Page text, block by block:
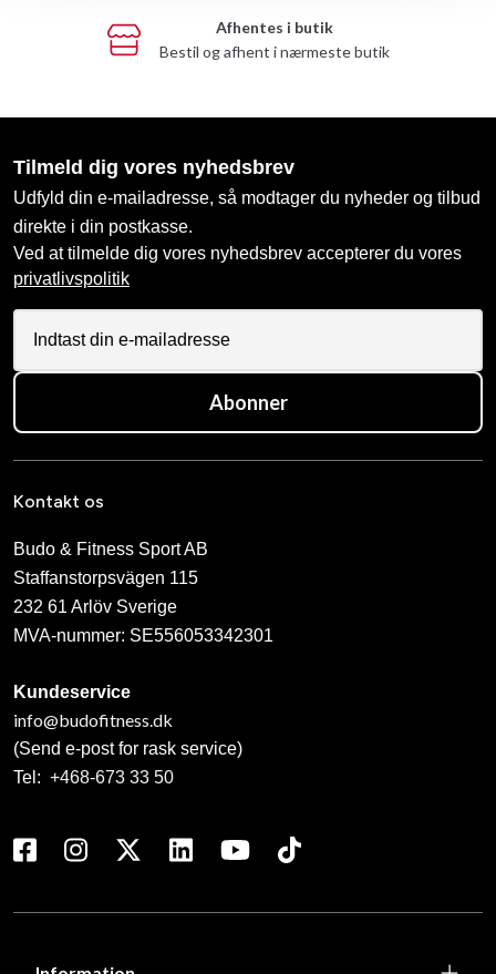
Afhentes i butik
Bestil og afhent i nærmeste butik
Tilmeld dig vores nyhedsbrev
Udfyld din e-mailadresse, så modtager du nyheder og tilbud
direkte i din postkasse.
Ved at tilmelde dig vores nyhedsbrev accepterer du vores
privatlivspolitik
Abonner
Kontakt os
Budo & Fitness Sport AB
Staffanstorpsvägen 115
232 61 Arlöv Sverige
MVA-nummer: SE556053342301
Kundeservice
info@budofitness.dk
(Send e-post for rask service)
Tel: +468-673 33 50